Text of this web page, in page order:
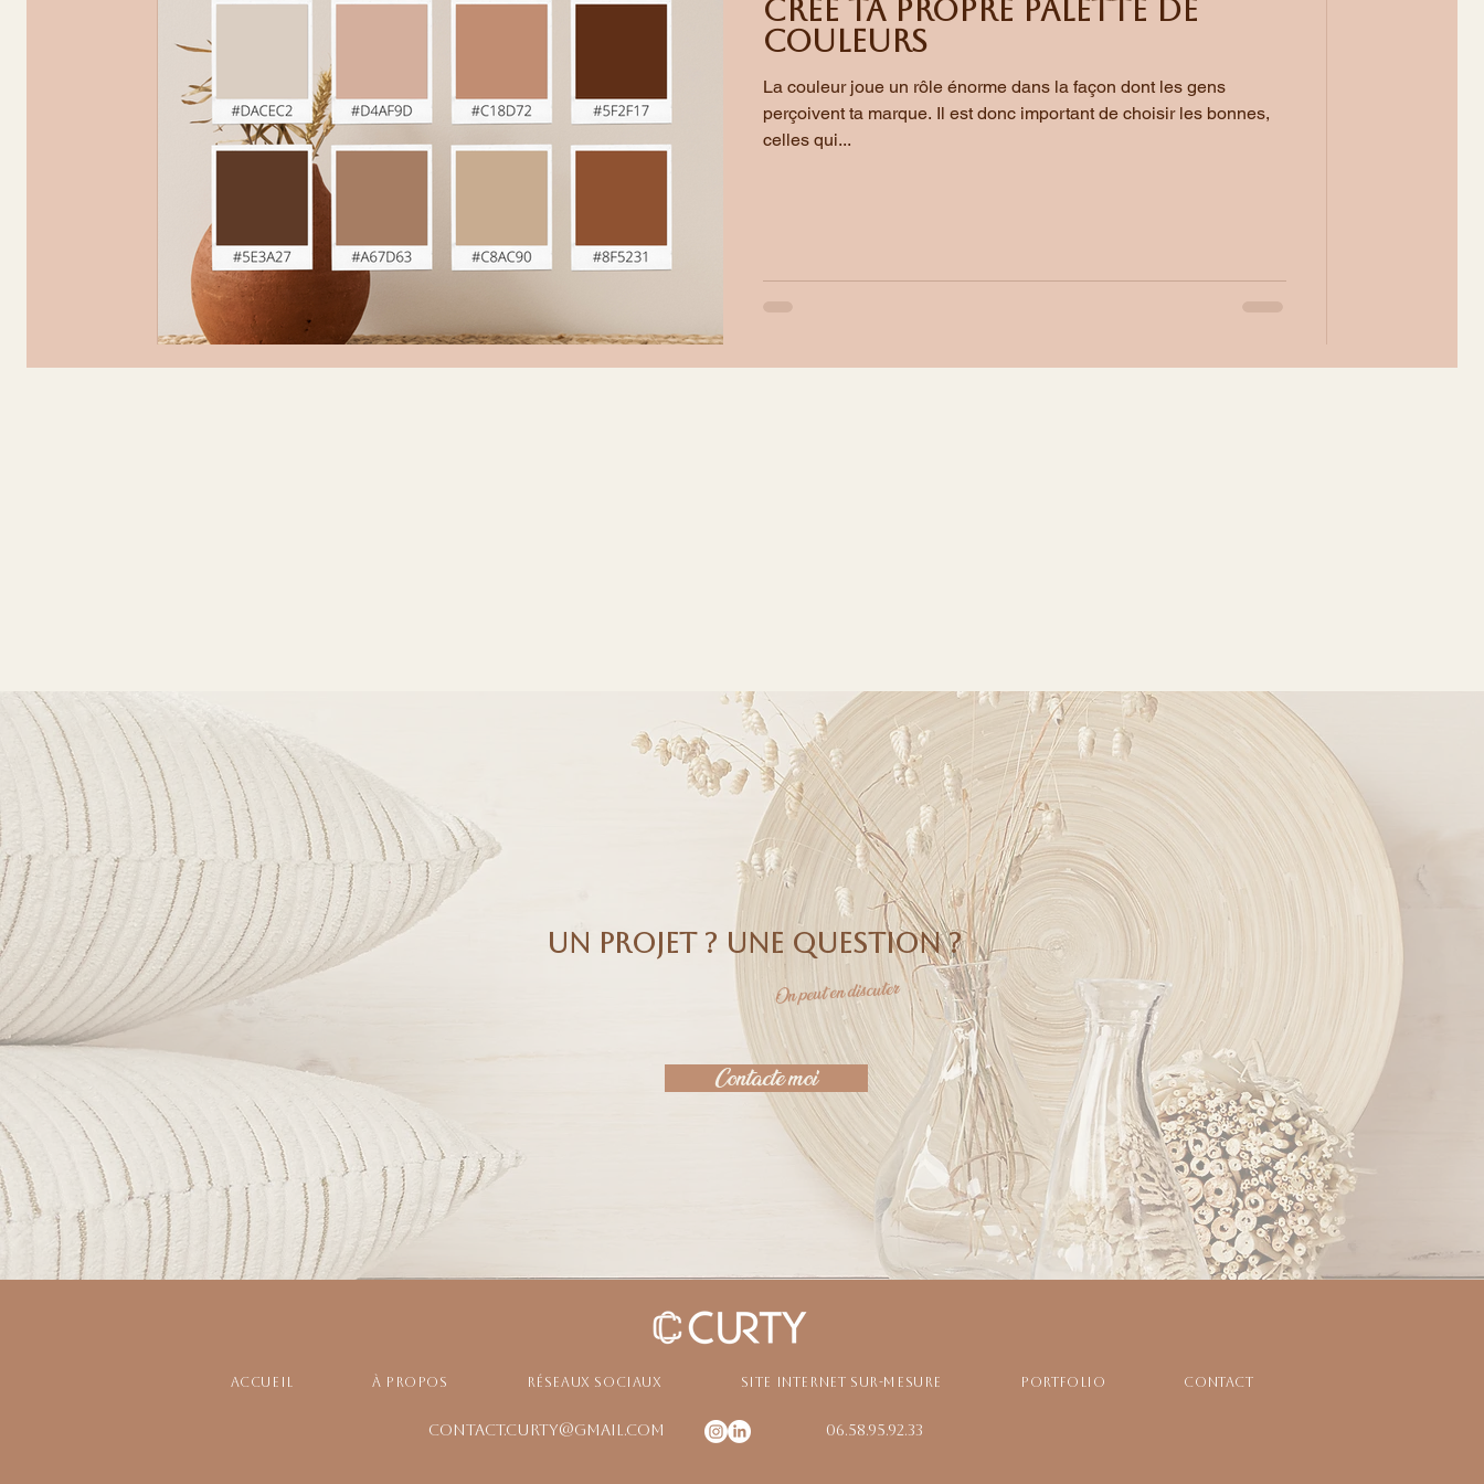
Crée ta propre palette de
couleurs
La couleur joue un rôle énorme dans la façon dont les gens
perçoivent ta marque. Il est donc important de choisir les bonnes,
celles qui...
UN PROJET ? Une question ?
On peut en discuter
Contacte moi
Accueil À propos Réseaux sociaux Site internet sur-mesure Portfolio Contact
CONTACT.CURTY@GMAIL.COM 06.58.95.92.33